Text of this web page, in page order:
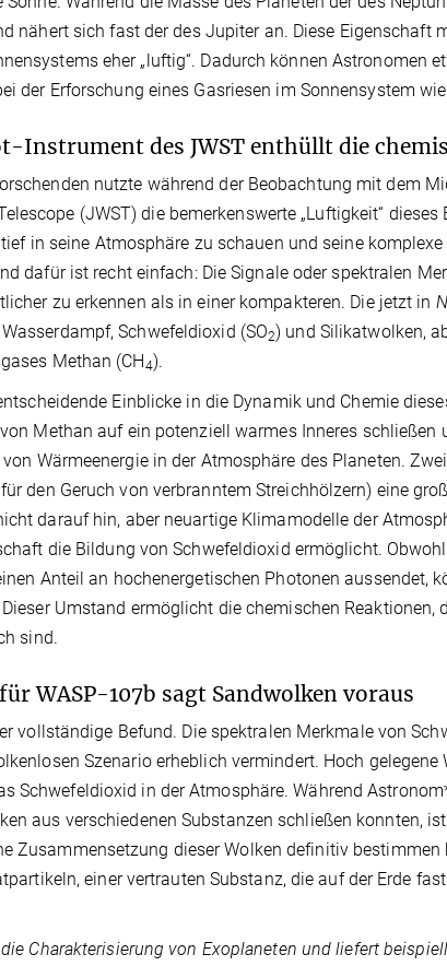
nähert sich fast der des Jupiter an. Diese Eigenschaft
eher „luftig“. Dadurch können Astronomen
der Erforschung eines Gasriesen im Sonnensystem
des JWST enthüllt die
nutzte während der Beobachtung mit dem
(JWST) die bemerkenswerte „Luftigkeit“
in seine Atmosphäre zu schauen und seine
dafür ist recht einfach: Die Signale oder spektralen
zu erkennen als in einer kompakteren. Die jetzt in
Schwefeldioxid (SO2) und Silikatwolken,
Methan (CH4).
Einblicke in die Dynamik und Chemie
Methan auf ein potenziell warmes Inneres schließen
Wärmeenergie in der Atmosphäre des Planeten.
den Geruch von verbranntem Streichhölzern) eine
darauf hin, aber neuartige Klimamodelle der
die Bildung von Schwefeldioxid ermöglicht.
Anteil an hochenergetischen Photonen aussendet,
Umstand ermöglicht die chemischen Reaktionen,
sind.
WASP-107b sagt Sandwolken voraus
vollständige Befund. Die spektralen Merkmale von
Szenario erheblich vermindert. Hoch
Schwefeldioxid in der Atmosphäre. Während
aus verschiedenen Substanzen schließen konnten,
Zusammensetzung dieser Wolken definitiv
einer vertrauten Substanz, die auf der Erde
Charakterisierung von Exoplaneten und liefert